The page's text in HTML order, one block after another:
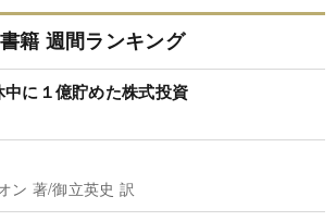
書籍 週間ランキング
に１億貯めた株式投資
ン 著/御立英史 訳